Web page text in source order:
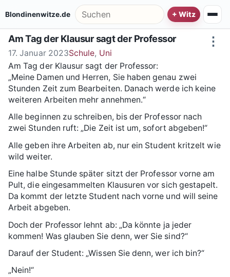
Blondinenwitze.de Suche nach:
⋮
Am Tag der Klausur sagt der Professor
17. Januar 2023Schule, Uni
Am Tag der Klausur sagt der Professor:
„Meine Damen und Herren, Sie haben genau zwei
Stunden Zeit zum Bearbeiten. Danach werde ich keine
weiteren Arbeiten mehr annehmen.“
Alle beginnen zu schreiben, bis der Professor nach
zwei Stunden ruft: „Die Zeit ist um, sofort abgeben!“
Alle geben ihre Arbeiten ab, nur ein Student kritzelt wie
wild weiter.
Eine halbe Stunde später sitzt der Professor vorne am
Pult, die eingesammelten Klausuren vor sich gestapelt.
Da kommt der letzte Student nach vorne und will seine
Arbeit abgeben.
Doch der Professor lehnt ab: „Da könnte ja jeder
kommen! Was glauben Sie denn, wer Sie sind?“
Darauf der Student: „Wissen Sie denn, wer ich bin?“
„Nein!“